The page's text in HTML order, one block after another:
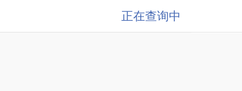
正在查询中